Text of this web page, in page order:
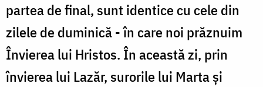
partea de final, sunt identice cu cele din
zilele de duminică - în care noi prăznuim
Învierea lui Hristos. În această zi, prin
învierea lui Lazăr, surorile lui Marta și